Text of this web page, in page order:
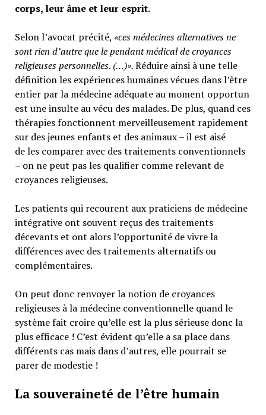
corps, leur âme et leur esprit.
Selon l’avocat précité, «ces médecines alternatives ne
sont rien d’autre que le pendant médical de croyances
religieuses personnelles. (…)».Réduire ainsi à une telle
définition les expériences humaines vécues dans l’être
entier par la médecine adéquate au moment opportun
est une insulte au vécu des malades. De plus, quand ces
thérapies fonctionnent merveilleusement rapidement
sur des jeunes enfants et des animaux – il est aisé
de les comparer avec des traitements conventionnels
– on ne peut pas les qualifier comme relevant de
croyances religieuses.
Les patients qui recourent aux praticiens de médecine
intégrative ont souvent reçus des traitements
décevants et ont alors l’opportunité de vivre la
différences avec des traitements alternatifs ou
complémentaires.
On peut donc renvoyer la notion de croyances
religieuses à la médecine conventionnelle quand le
système fait croire qu’elle est la plus sérieuse donc la
plus efficace ! C’est évident qu’elle a sa place dans
différents cas mais dans d’autres, elle pourrait se
parer de modestie !
La souveraineté de l’être humain